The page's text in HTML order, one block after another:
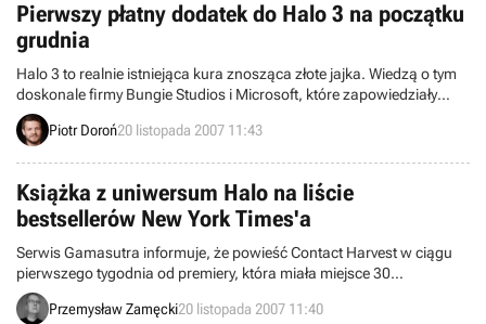
Pierwszy płatny dodatek do Halo 3 na początku
grudnia
Halo 3 to realnie istniejąca kura znosząca złote jajka. Wiedzą o tym
doskonale firmy Bungie Studios i Microsoft, które zapowiedziały
właśnie pierwszy płatny dodatek do swojego megahitu. Jego
premiera odbędzie się 11 grudnia. Złożą się na niego trzy
Piotr Doroń20 listopada 2007 11:43
Książka z uniwersum Halo na liście
bestsellerów New York Times'a
Serwis Gamasutra informuje, że powieść Contact Harvest w ciągu
pierwszego tygodnia od premiery, która miała miejsce 30
października, zadebiutowała na trzecim miejscu wśród listy
bestsellerów New York Times’a oraz na dwudziestym trzecim na
Przemysław Zamęcki20 listopada 2007 11:40